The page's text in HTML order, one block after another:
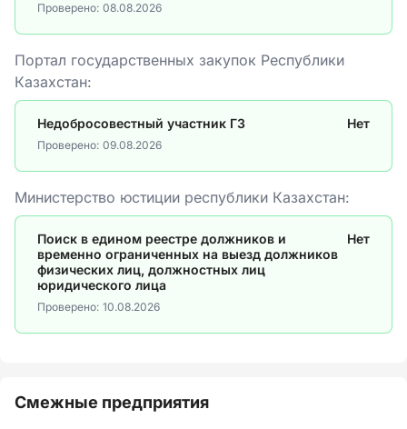
Проверено: 08.08.2026
Портал государственных закупок Республики
Казахстан:
Недобросовестный участник ГЗ Нет
Проверено: 09.08.2026
Министерство юстиции республики Казахстан:
Поиск в едином реестре должников и
временно ограниченных на выезд должников
физических лиц, должностных лиц
юридического лица
Нет
Проверено: 10.08.2026
Смежные предприятия